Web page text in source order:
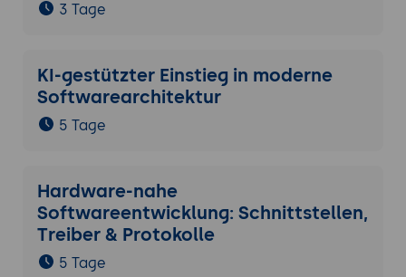
3 Tage
KI-gestützter Einstieg in moderne
Softwarearchitektur
5 Tage
Hardware-nahe
Softwareentwicklung: Schnittstellen,
Treiber & Protokolle
5 Tage